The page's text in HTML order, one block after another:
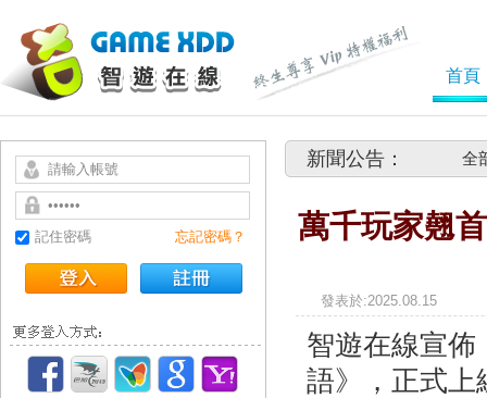
首頁
記住密碼 忘記密碼？
新聞公告： 全
萬千玩家翹
發表
智遊在線宣佈
語》，正式上